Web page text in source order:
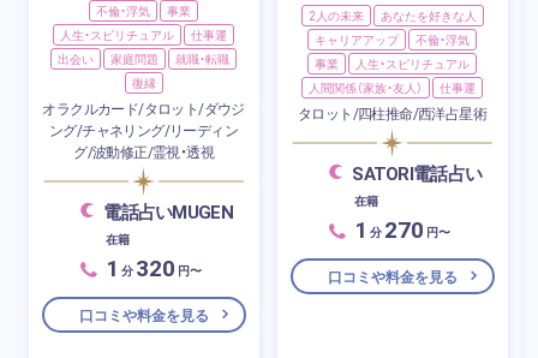
不倫・浮気
事業
人生・スピリチュアル
仕事運
出会い
家庭問題
就職・転職
復縁
オラクルカード/タロット/ダウジ
ング/チャネリング/リーディン
グ/波動修正/霊視・透視
電話占いMUGEN
在籍
1 分 320 円〜
口コミや料金を見る
2人の未来
あなたを好きな人
キャリアアップ
不倫・浮気
事業
人生・スピリチュアル
人間関係（家族・友人）
仕事運
タロット/四柱推命/西洋占星術
SATORI電話占い
在籍
1 分 270 円〜
口コミや料金を見る